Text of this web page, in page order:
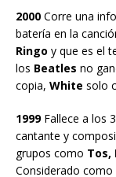
2000 Corre una
batería en la
Ringo y que es el
los Beatles no
copia, White solo
1999Fallece a los
cantante y
grupos como Tos,
Considerado como